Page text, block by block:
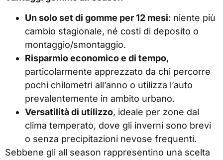
Un solo set di gomme per 12 mesi: niente più
cambio stagionale, né costi di deposito o
montaggio/smontaggio.
Risparmio economico e di tempo,
particolarmente apprezzato da chi percorre
pochi chilometri all’anno o utilizza l’auto
prevalentemente in ambito urbano.
Versatilità di utilizzo, ideale per zone dal
clima temperato, dove gli inverni sono brevi
o senza precipitazioni nevose frequenti.
Sebbene gli all season rappresentino una scelta